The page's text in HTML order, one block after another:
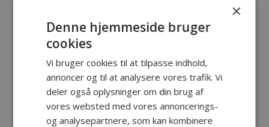
Sandskred
I perioden 1.april til 30.april er fiskeri
ved sandskreddet forbeholdt
medlemmer, gæstekort og byttekort.
Parkering P14+15, Se iøvrigt
kortbog
for flere detaljer
×
Denne hjemmeside bruger
cookies
Vi bruger cookies til at tilpasse indhold,
annoncer og til at analysere vores trafik. Vi
deler også oplysninger om din brug af
vores websted med vores annoncerings-
og analysepartnere, som kan kombinere